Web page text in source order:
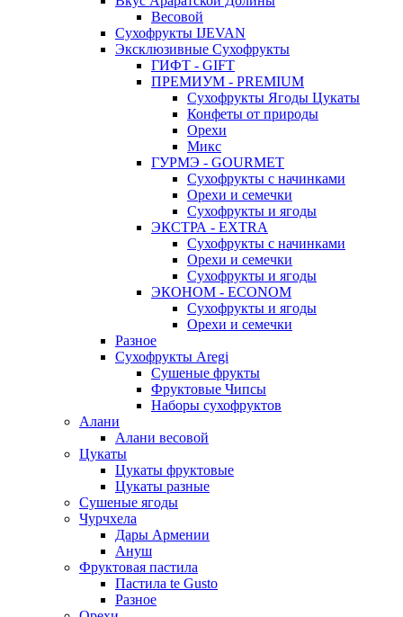
Весовой
Сухофрукты IJEVAN
Эксклюзивные Сухофрукты
ГИФТ - GIFT
ПРЕМИУМ - PREMIUM
Сухофрукты Ягоды Цукаты
Конфеты от природы
Орехи
Микс
ГУРМЭ - GOURMET
Сухофрукты с начинками
Орехи и семечки
Сухофрукты и ягоды
ЭКСТРА - EXTRA
Сухофрукты с начинками
Орехи и семечки
Сухофрукты и ягоды
ЭКОНОМ - ECONOM
Сухофрукты и ягоды
Орехи и семечки
Разное
Сухофрукты Aregi
Сушеные фрукты
Фруктовые Чипсы
Наборы сухофруктов
Алани
Алани весовой
Цукаты
Цукаты фруктовые
Цукаты разные
Сушеные ягоды
Чурчхела
Дары Армении
Ануш
Фруктовая пастила
Пастила te Gusto
Разное